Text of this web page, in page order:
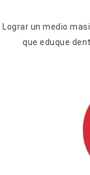
Lograr un medio
que eduque